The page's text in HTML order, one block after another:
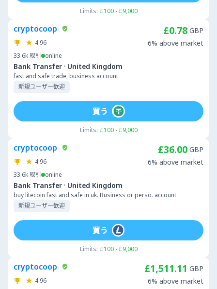
Limits: £100 - £9,000
cryptocoop
4.96
33.6k取引 online
Bank Transfer · United Kingdom
fast and safe trade, business account
新規ユーザー歓迎
£0.78 GBP
6% above market
Limits: £100 - £9,000
買う
cryptocoop
4.96
33.6k取引 online
Bank Transfer · United Kingdom
buy litecoin fast and safe in uk. Business or perso. account
新規ユーザー歓迎
£36.00 GBP
6% above market
Limits: £100 - £9,000
買う
cryptocoop
4.96
£1,511.11 GBP
6% above market